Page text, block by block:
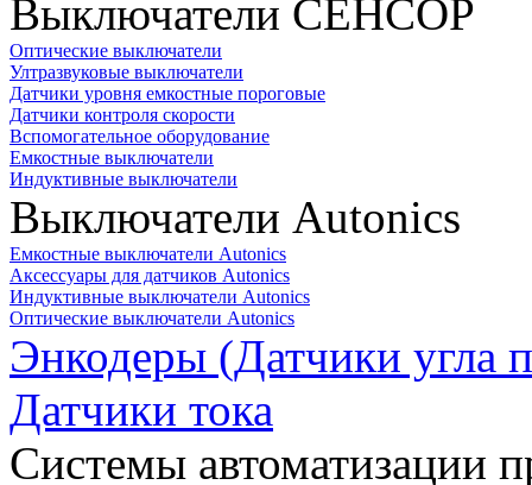
Выключатели СЕНСОР
Оптические выключатели
Ултразвуковые выключатели
Датчики уровня емкостные пороговые
Датчики контроля скорости
Вспомогательное оборудование
Емкостные выключатели
Индуктивные выключатели
Выключатели Autonics
Емкостные выключатели Autonics
Аксессуары для датчиков Autonics
Индуктивные выключатели Autonics
Оптические выключатели Autonics
Энкодеры (Датчики угла
Датчики тока
Системы автоматизации